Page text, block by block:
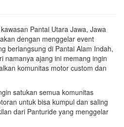
Pantai Utara Jawa, Jawa
dengan menggelar event
berlangsung di Pantai Alam Indah,
namanya ajang ini memang ingin
komunitas motor custom dan
satukan semua komunitas
untuk bisa kumpul dan saling
dari Panturide yang menggelar